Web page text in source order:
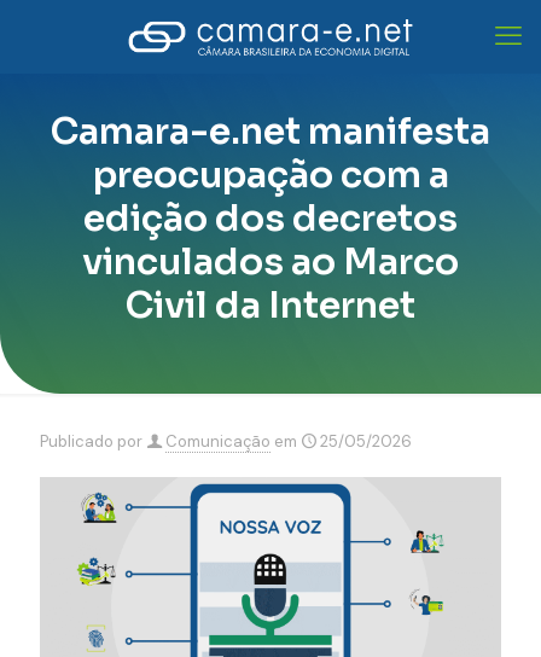
Camara-e.net manifesta
preocupação com a
edição dos decretos
vinculados ao Marco
Civil da Internet
Publicado por Comunicação em 25/05/2026